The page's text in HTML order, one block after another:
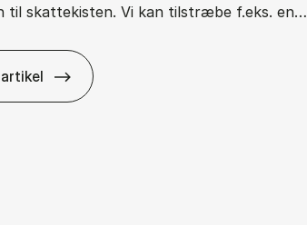
fly­ver­plad­ser
til skattekisten. Vi kan tilstræbe f.eks. en…
Di­ver­si­tet er in­tet uden in­klu­sion